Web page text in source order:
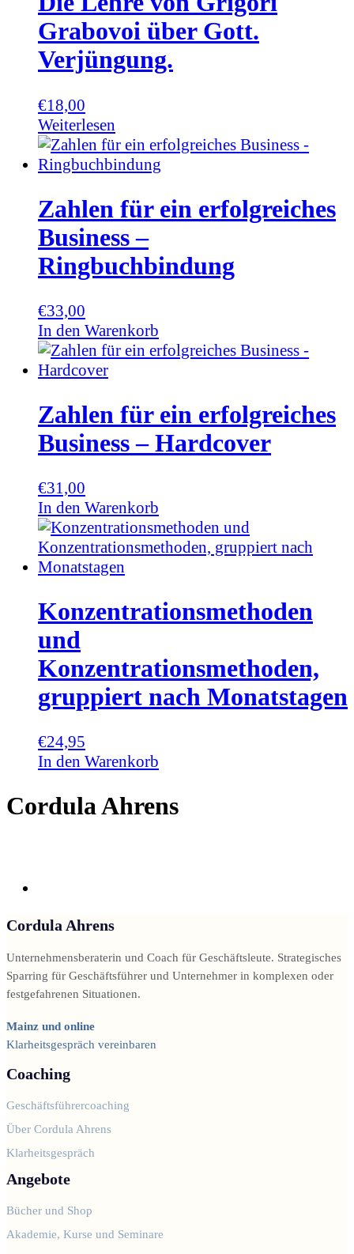
Grabovoi über Gott.
Verjüngung.
€18,00
Weiterlesen
Zahlen für ein erfolgreiches
Business –
Ringbuchbindung
€33,00
In den Warenkorb
Zahlen für ein erfolgreiches
Business – Hardcover
€31,00
In den Warenkorb
Konzentrationsmethoden
und
Konzentrationsmethoden,
gruppiert nach Monatstagen
€24,95
In den Warenkorb
Cordula Ahrens
Cordula Ahrens
Unternehmensberaterin und Coach für Geschäftsleute. Strategisches
Sparring für Geschäftsführer und Unternehmer in komplexen oder
festgefahrenen Situationen.
Mainz und online
Klarheitsgespräch vereinbaren
Coaching
Geschäftsführercoaching
Über Cordula Ahrens
Klarheitsgespräch
Angebote
Bücher und Shop
Akademie, Kurse und Seminare